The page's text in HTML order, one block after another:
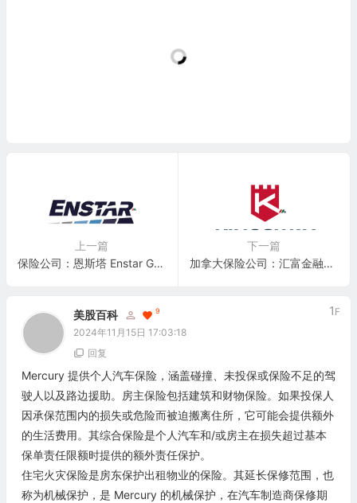
上一篇
保险公司：恩斯塔 Enstar Group Limited(ESGR)
下一篇
加拿大保险公司：汇富金融服务 Kingsway Financial Services(KFS)
美股百科 9
2024年11月15日 17:03:18
1 F
回复
Mercury 提供个人汽车保险，涵盖碰撞、未投保或保险不足的驾
驶人以及路边援助。房主保险包括建筑和财物保险。如果投保人
因承保范围内的损失或危险而被迫搬离住所，它可能会提供额外
的生活费用。其综合保险是个人汽车和/或房主在损失超过基本
保单责任限额时提供的额外责任保护。
住宅火灾保险是房东保护出租物业的保险。其延长保修范围，也
称为机械保护，是 Mercury 的机械保护，在汽车制造商保修期